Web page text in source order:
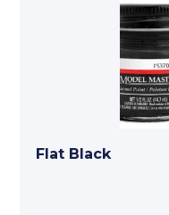
Flat Black